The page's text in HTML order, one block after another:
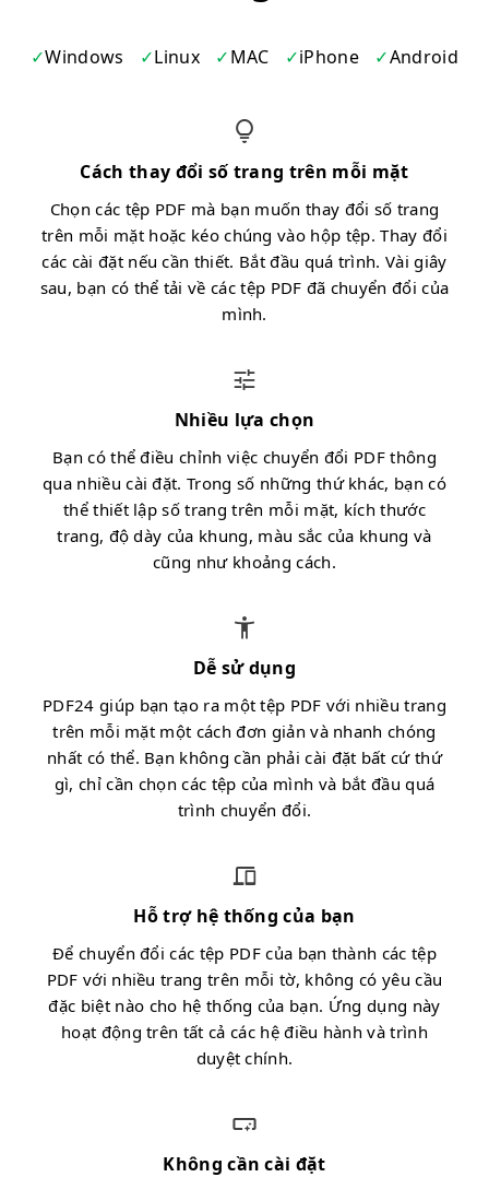
Windows Linux MAC iPhone Android
Cách thay đổi số trang trên mỗi mặt
Chọn các tệp PDF mà bạn muốn thay đổi số trang
trên mỗi mặt hoặc kéo chúng vào hộp tệp. Thay đổi
các cài đặt nếu cần thiết. Bắt đầu quá trình. Vài giây
sau, bạn có thể tải về các tệp PDF đã chuyển đổi của
mình.
Nhiều lựa chọn
Bạn có thể điều chỉnh việc chuyển đổi PDF thông
qua nhiều cài đặt. Trong số những thứ khác, bạn có
thể thiết lập số trang trên mỗi mặt, kích thước
trang, độ dày của khung, màu sắc của khung và
cũng như khoảng cách.
Dễ sử dụng
PDF24 giúp bạn tạo ra một tệp PDF với nhiều trang
trên mỗi mặt một cách đơn giản và nhanh chóng
nhất có thể. Bạn không cần phải cài đặt bất cứ thứ
gì, chỉ cần chọn các tệp của mình và bắt đầu quá
trình chuyển đổi.
Hỗ trợ hệ thống của bạn
Để chuyển đổi các tệp PDF của bạn thành các tệp
PDF với nhiều trang trên mỗi tờ, không có yêu cầu
đặc biệt nào cho hệ thống của bạn. Ứng dụng này
hoạt động trên tất cả các hệ điều hành và trình
duyệt chính.
Không cần cài đặt